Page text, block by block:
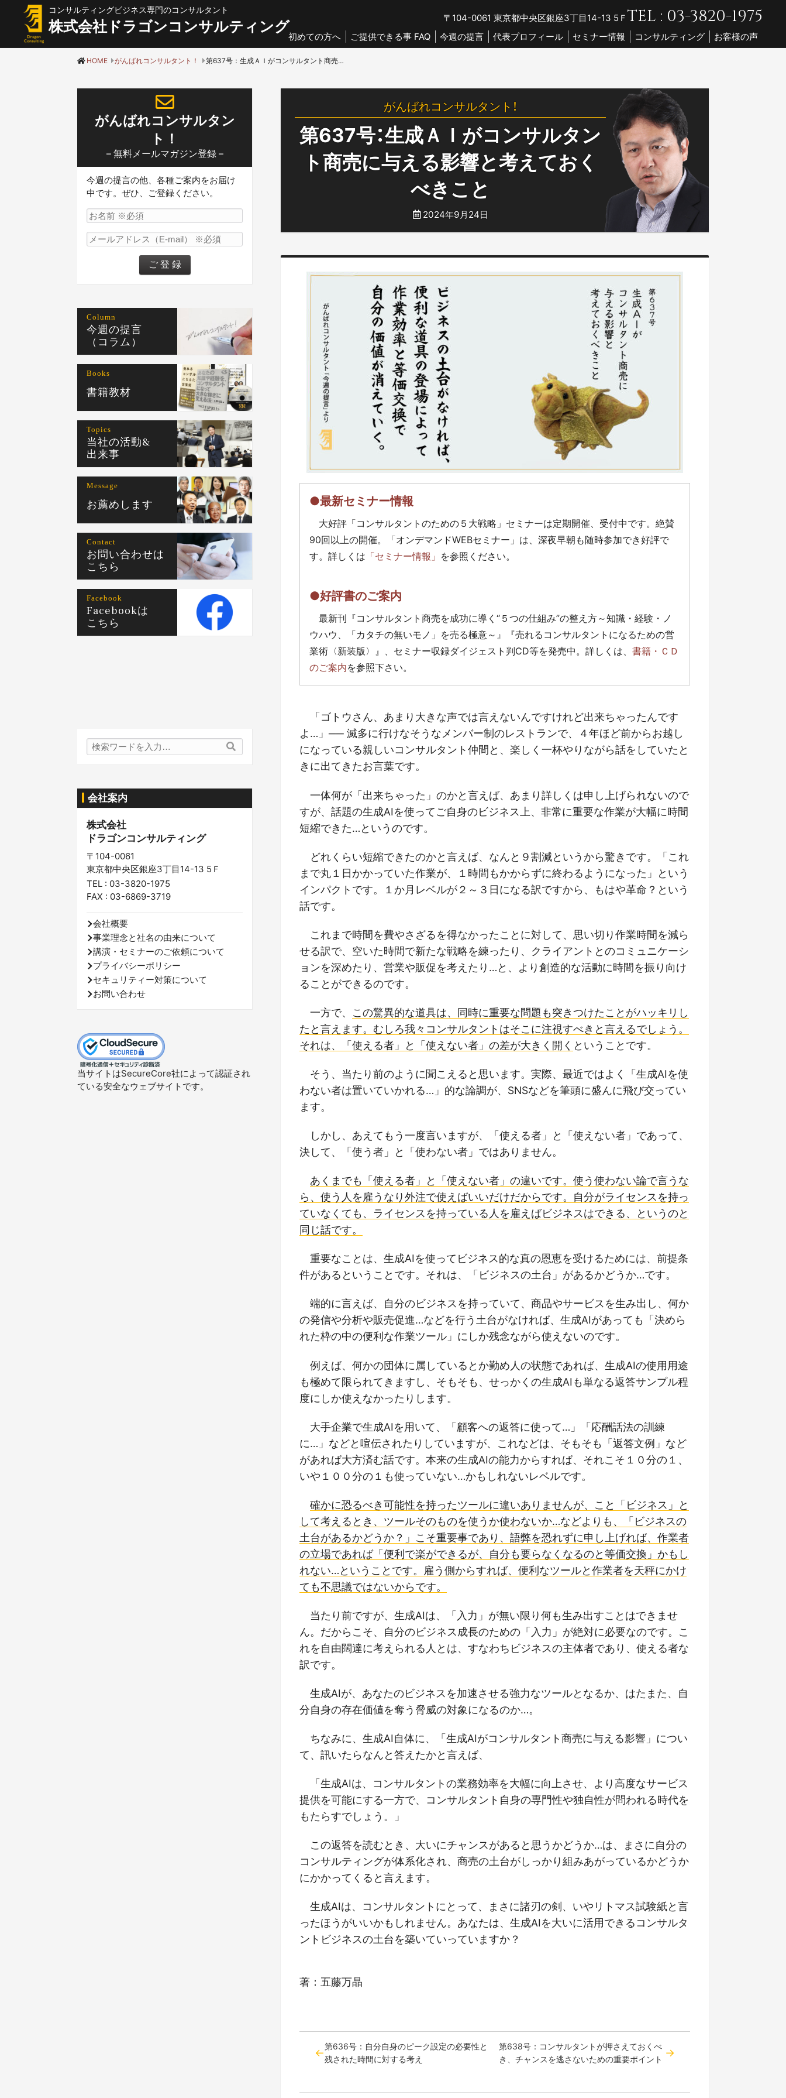
コンサルティングビジネス専門のコンサルタント
株式会社ドラゴンコンサルティング 〒104-0061 東京都中央区銀座3丁目14-13 5Ｆ TEL : 03-3820-1975
初めての方へ ご提供できる事 FAQ 今週の提言 代表プロフィール セミナー情報 コンサルティング お客様の声
HOME がんばれコンサルタント！ 第637号：生成ＡＩがコンサルタント商売に与える影響と考えておくべきこと
がんばれコンサルタント！
第637号：生成ＡＩがコンサルタン
ト商売に与える影響と考えておく
べきこと
2024年9月24日
●最新セミナー情報
大好評「コンサルタントのための５大戦略」セミナーは定期開催、受付中です。絶賛
90回以上の開催。「オンデマンドWEBセミナー」は、深夜早朝も随時参加でき好評で
す。詳しくは 「セミナー情報」 を参照ください。
●好評書のご案内
最新刊『コンサルタント商売を成功に導く“５つの仕組み”の整え方～知識・経験・ノ
ウハウ、「カタチの無いモノ」を売る極意～』『売れるコンサルタントになるための営
業術〈新装版〉』、セミナー収録ダイジェスト判CD等を発売中。詳しくは、 書籍・ＣＤ
のご案内を参照下さい。
「ゴトウさん、あまり大きな声では言えないんですけれど出来ちゃったんです
よ…」── 滅多に行けなそうなメンバー制のレストランで、４年ほど前からお越し
になっている親しいコンサルタント仲間と、楽しく一杯やりながら話をしていたと
きに出てきたお言葉です。
一体何が「出来ちゃった」のかと言えば、あまり詳しくは申し上げられないので
すが、話題の生成AIを使ってご自身のビジネス上、非常に重要な作業が大幅に時間
短縮できた…というのです。
どれくらい短縮できたのかと言えば、なんと９割減というから驚きです。「これ
まで丸１日かかっていた作業が、１時間もかからずに終わるようになった」という
インパクトです。１か月レベルが２～３日になる訳ですから、もはや革命？という
話です。
これまで時間を費やさざるを得なかったことに対して、思い切り作業時間を減ら
せる訳で、空いた時間で新たな戦略を練ったり、クライアントとのコミュニケーシ
ョンを深めたり、営業や販促を考えたり…と、より創造的な活動に時間を振り向け
ることができるのです。
一方で、
この驚異的な道具は、同時に重要な問題も突きつけたことがハッキリし
たと言えます。むしろ我々コンサルタントはそこに注視すべきと言えるでしょう。
それは、「使える者」と「使えない者」の差が大きく開く ということです。
そう、当たり前のように聞こえると思います。実際、最近ではよく「生成AIを使
わない者は置いていかれる…」的な論調が、SNSなどを筆頭に盛んに飛び交ってい
ます。
しかし、あえてもう一度言いますが、「使える者」と「使えない者」であって、
決して、「使う者」と「使わない者」ではありません。
あくまでも「使える者」と「使えない者」の違いです。使う使わない論で言うな
ら、使う人を雇うなり外注で使えばいいだけだからです。自分がライセンスを持っ
ていなくても、ライセンスを持っている人を雇えばビジネスはできる、というのと
同じ話です。
重要なことは、生成AIを使ってビジネス的な真の恩恵を受けるためには、前提条
件があるということです。それは、「ビジネスの土台」があるかどうか…です。
端的に言えば、自分のビジネスを持っていて、商品やサービスを生み出し、何か
の発信や分析や販売促進…などを行う土台がなければ、生成AIがあっても「決めら
れた枠の中の便利な作業ツール」にしか残念ながら使えないのです。
例えば、何かの団体に属しているとか勤め人の状態であれば、生成AIの使用用途
も極めて限られてきますし、そもそも、せっかくの生成AIも単なる返答サンプル程
度にしか使えなかったりします。
大手企業で生成AIを用いて、「顧客への返答に使って…」「応酬話法の訓練
に…」などと喧伝されたりしていますが、これなどは、そもそも「返答文例」など
があれば大方済む話です。本来の生成AIの能力からすれば、それこそ１０分の１、
いや１００分の１も使っていない…かもしれないレベルです。
確かに恐るべき可能性を持ったツールに違いありませんが、こと「ビジネス」と
して考えるとき、ツールそのものを使うか使わないか…などよりも、「ビジネスの
土台があるかどうか？」こそ重要事であり、語弊を恐れずに申し上げれば、作業者
の立場であれば「便利で楽ができるが、自分も要らなくなるのと等価交換」かもし
れない…ということです。雇う側からすれば、便利なツールと作業者を天秤にかけ
ても不思議ではないからです。
当たり前ですが、生成AIは、「入力」が無い限り何も生み出すことはできませ
ん。だからこそ、自分のビジネス成長のための「入力」が絶対に必要なのです。こ
れを自由闊達に考えられる人とは、すなわちビジネスの主体者であり、使える者な
訳です。
生成AIが、あなたのビジネスを加速させる強力なツールとなるか、はたまた、自
分自身の存在価値を奪う脅威の対象になるのか…。
ちなみに、生成AI自体に、「生成AIがコンサルタント商売に与える影響」につい
て、訊いたらなんと答えたかと言えば、
「生成AIは、コンサルタントの業務効率を大幅に向上させ、より高度なサービス
提供を可能にする一方で、コンサルタント自身の専門性や独自性が問われる時代を
もたらすでしょう。」
この返答を読むとき、大いにチャンスがあると思うかどうか…は、まさに自分の
コンサルティングが体系化され、商売の土台がしっかり組みあがっているかどうか
にかかってくると言えます。
生成AIは、コンサルタントにとって、まさに諸刃の剣、いやリトマス試験紙と言
ったほうがいいかもしれません。あなたは、生成AIを大いに活用できるコンサルタ
ントビジネスの土台を築いていっていますか？
著：五藤万晶
第636号：自分自身のピーク設定の必要性と
残された時間に対する考え
第638号：コンサルタントが押さえておくべ
き、チャンスを逃さないための重要ポイント
がんばれコンサルタン
ト！
– 無料メールマガジン登録 –
今週の提言の他、各種ご案内をお届け
中です。ぜひ、ご登録ください。
Column
今週の提言
（コラム）
Books
書籍教材
Topics
当社の活動&
出来事
Message
お薦めします
Contact
お問い合わせは
こちら
Facebook
Facebookは
こちら
検
索
会社案内
株式会社
ドラゴンコンサルティング
〒104-0061
東京都中央区銀座3丁目14-13 5Ｆ
TEL : 03-3820-1975
FAX : 03-6869-3719
会社概要
事業理念と社名の由来について
講演・セミナーのご依頼について
プライバシーポリシー
セキュリティー対策について
お問い合わせ
当サイトはSecureCore社によって認証され
ている安全なウェブサイトです。